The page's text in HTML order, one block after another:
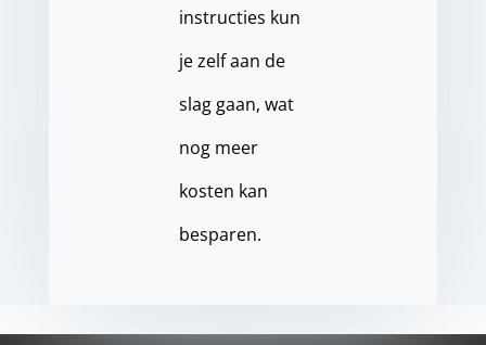
instructies kun
je zelf aan de
slag gaan, wat
nog meer
kosten kan
besparen.